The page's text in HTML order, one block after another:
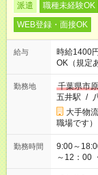
派遣 職種未経験OK
WEB登録・面接OK
給与
時給1400
OK（規定
勤務地
千葉県市
五井駅 /
大手物
職場です）
勤務時間
9:00～18:00 希望の時間帯を選べます！ ＜シフト例＞
～12：00
22：00 ・